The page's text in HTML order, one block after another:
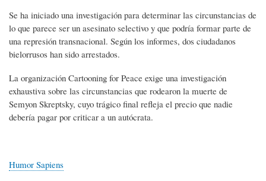
Se ha iniciado una investigación para determinar las circunstancias de
lo que parece ser un asesinato selectivo y que podría formar parte de
una represión transnacional. Según los informes, dos ciudadanos
bielorrusos han sido arrestados.
La organización Cartooning for Peace exige una investigación
exhaustiva sobre las circunstancias que rodearon la muerte de
Semyon Skreptsky, cuyo trágico final refleja el precio que nadie
debería pagar por criticar a un autócrata.
Humor Sapiens